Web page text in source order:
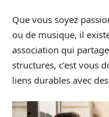
Que vous soyez
ou de musique, il
association qui
structures, c’est vous
liens durables avec